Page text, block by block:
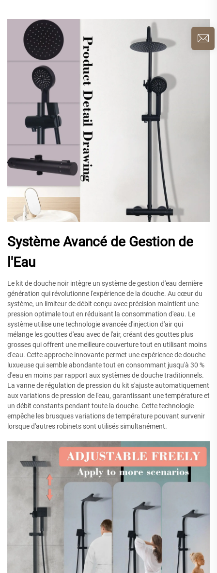
Système Avancé de Gestion de
l'Eau
Le kit de douche noir intègre un système de gestion d'eau dernière
génération qui révolutionne l'expérience de la douche. Au cœur du
système, un limiteur de débit conçu avec précision maintient une
pression optimale tout en réduisant la consommation d'eau. Le
système utilise une technologie avancée d'injection d'air qui
mélange les gouttes d'eau avec de l'air, créant des gouttes plus
grosses qui offrent une meilleure couverture tout en utilisant moins
d'eau. Cette approche innovante permet une expérience de douche
luxueuse qui semble abondante tout en consommant jusqu'à 30 %
d'eau en moins par rapport aux systèmes de douche traditionnels.
La vanne de régulation de pression du kit s'ajuste automatiquement
aux variations de pression de l'eau, garantissant une température et
un débit constants pendant toute la douche. Cette technologie
empêche les brusques variations de température pouvant survenir
lorsque d'autres robinets sont utilisés simultanément.